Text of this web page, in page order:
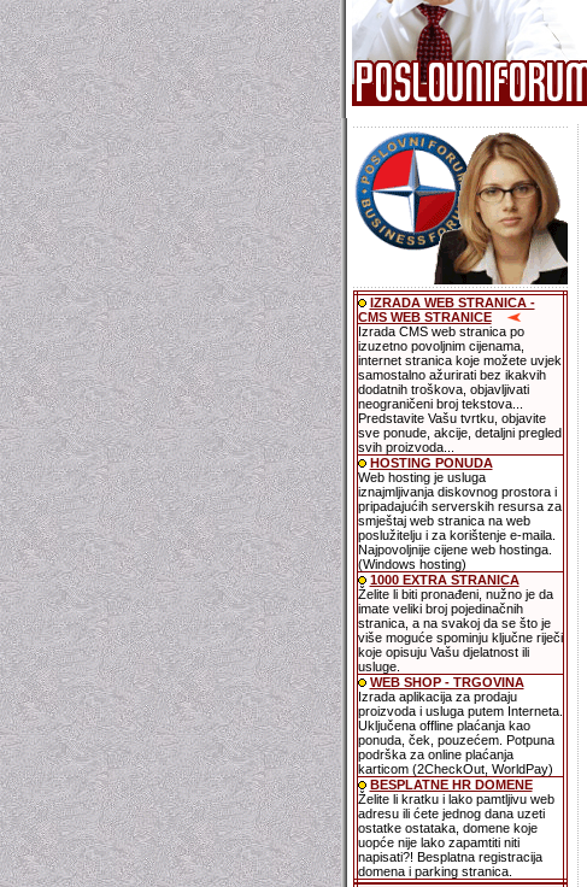
IZRADA WEB STRANICA -
CMS WEB STRANICE
Izrada CMS web stranica po
izuzetno povoljnim cijenama,
internet stranica koje možete uvjek
samostalno ažurirati bez ikakvih
dodatnih troškova, objavljivati
neograničeni broj tekstova...
Predstavite Vašu tvrtku, objavite
sve ponude, akcije, detaljni pregled
svih proizvoda...
HOSTING PONUDA
Web hosting je usluga
iznajmljivanja diskovnog prostora i
pripadajućih serverskih resursa za
smještaj web stranica na web
poslužitelju i za korištenje e-maila.
Najpovoljnije cijene web hostinga.
(Windows hosting)
1000 EXTRA STRANICA
Želite li biti pronađeni, nužno je da
imate veliki broj pojedinačnih
stranica, a na svakoj da se što je
više moguće spominju ključne riječi
koje opisuju Vašu djelatnost ili
usluge.
WEB SHOP - TRGOVINA
Izrada aplikacija za prodaju
proizvoda i usluga putem Interneta.
Uključena offline plaćanja kao
ponuda, ček, pouzećem. Potpuna
podrška za online plaćanja
karticom (2CheckOut, WorldPay)
BESPLATNE HR DOMENE
Želite li kratku i lako pamtljivu web
adresu ili ćete jednog dana uzeti
ostatke ostataka, domene koje
uopće nije lako zapamtiti niti
napisati?! Besplatna registracija
domena i parking stranica.